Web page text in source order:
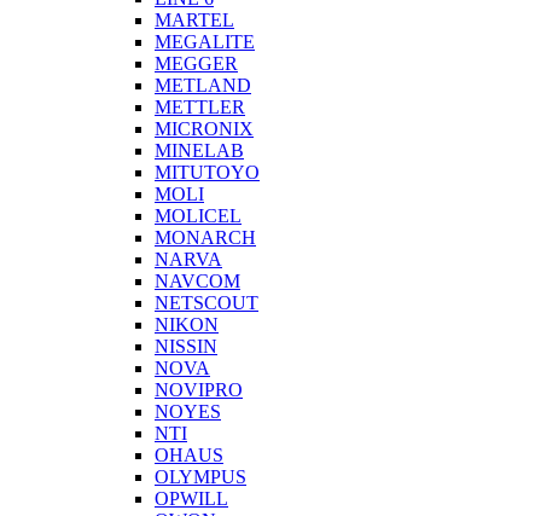
MARTEL
MEGALITE
MEGGER
METLAND
METTLER
MICRONIX
MINELAB
MITUTOYO
MOLI
MOLICEL
MONARCH
NARVA
NAVCOM
NETSCOUT
NIKON
NISSIN
NOVA
NOVIPRO
NOYES
NTI
OHAUS
OLYMPUS
OPWILL